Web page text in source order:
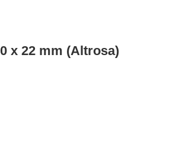
x 22 mm (Altrosa)